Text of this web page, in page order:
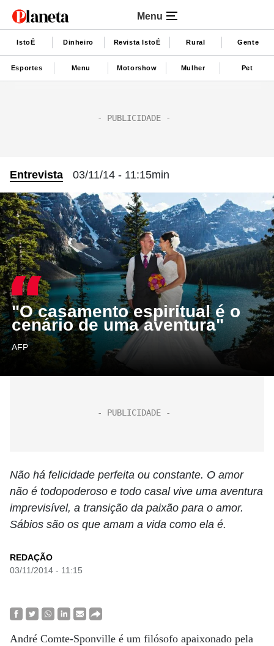
Menu
IstoÉ Dinheiro Revista IstoÉ Rural Gente
Esportes Menu Motorshow Mulher Pet
Entrevista 03/11/14 - 11:15min
"O casamento espiritual é o
cenário de uma aventura"
AFP
Não há felicidade perfeita ou constante. O amor
não é todopoderoso e todo casal vive uma aventura
imprevisível, a transição da paixão para o amor.
Sábios são os que amam a vida como ela é.
REDAÇÃO
03/11/2014 - 11:15
André Comte-Sponville é um filósofo apaixonado pela